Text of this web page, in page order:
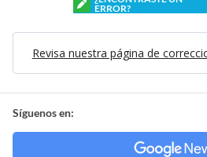
ERROR?
Revisa nuestra página de
Síguenos en: